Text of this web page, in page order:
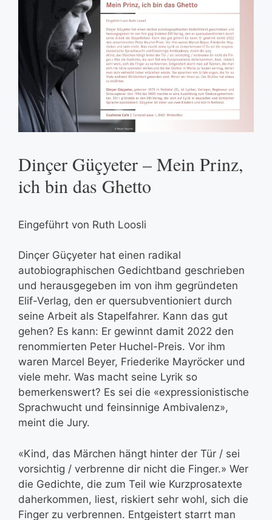
Dinçer Güçyeter – Mein Prinz,
ich bin das Ghetto
Eingeführt von Ruth Loosli
Dinçer Güçyeter hat einen radikal
autobiographischen Gedichtband geschrieben
und herausgegeben im von ihm gegründeten
Elif-Verlag, den er quersubventioniert durch
seine Arbeit als Stapelfahrer. Kann das gut
gehen? Es kann: Er gewinnt damit 2022 den
renommierten Peter Huchel-Preis. Vor ihm
waren Marcel Beyer, Friederike Mayröcker und
viele mehr. Was macht seine Lyrik so
bemerkenswert? Es sei die «expressionistische
Sprachwucht und feinsinnige Ambivalenz»,
meint die Jury.
«Kind, das Märchen hängt hinter der Tür / sei
vorsichtig / verbrenne dir nicht die Finger.» Wer
die Gedichte, die zum Teil wie Kurzprosatexte
daherkommen, liest, riskiert sehr wohl, sich die
Finger zu verbrennen. Entgeistert starrt man